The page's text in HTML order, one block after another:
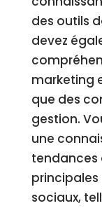
des outils
devez
marketing
que des
gestion.
une
tendances
sociaux,